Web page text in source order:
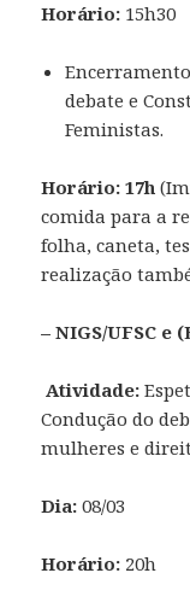
Horário: 15h30
debate e
Feministas.
Horário: 17h
comida para a
folha, caneta,
realização
– NIGS/UFSC e
Atividade:
Condução do
mulheres e
Dia: 08/03
Horário: 20h